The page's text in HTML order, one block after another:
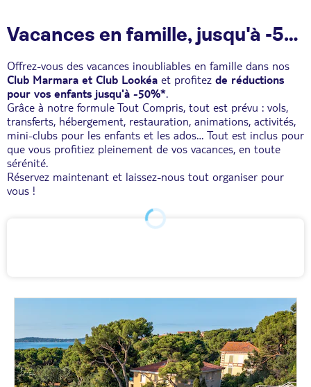
Vacances en famille, jusqu'à -50% pour vos enfants
Offrez-vous des vacances inoubliables en famille dans nos
Club Marmara et Club Lookéa et profitez de réductions
pour vos enfants jusqu'à -50%*.
Grâce à notre formule Tout Compris, tout est prévu : vols,
transferts, hébergement, restauration, animations, activités,
mini-clubs pour les enfants et les ados… Tout est inclus pour
que vous profitiez pleinement de vos vacances, en toute
sérénité.
Réservez maintenant et laissez-nous tout organiser pour
vous !